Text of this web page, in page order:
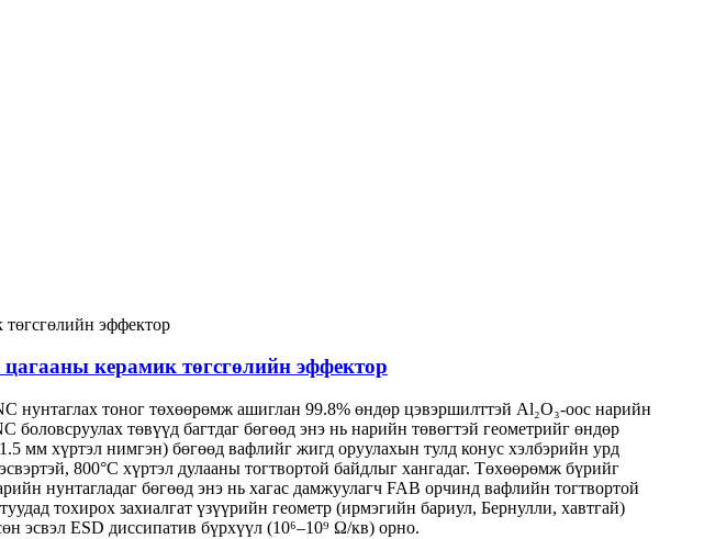
керамик төгсгөлийн эффектор
нунтаглах тоног төхөөрөмж ашиглан 99.8% өндөр цэвэршилттэй Al₂O₃-оос нарийн
төвүүд багтдаг бөгөөд энэ нь нарийн төвөгтэй геометрийг өндөр
мм хүртэл нимгэн) бөгөөд вафлийг жигд оруулахын тулд конус хэлбэрийн урд
800°C хүртэл дулааны тогтвортой байдлыг хангадаг. Төхөөрөмж бүрийг
нунтагладаг бөгөөд энэ нь хагас дамжуулагч FAB орчинд вафлийн тогтвортой
тохирох захиалгат үзүүрийн геометр (ирмэгийн бариул, Бернулли, хавтгай)
эсвэл ESD диссипатив бүрхүүл (10⁶–10⁹ Ω/кв) орно.